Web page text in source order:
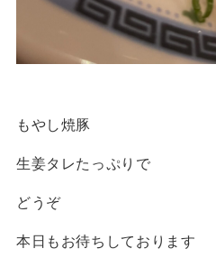
もやし焼豚
生姜タレたっぷりで
どうぞ
本日もお待ちしております